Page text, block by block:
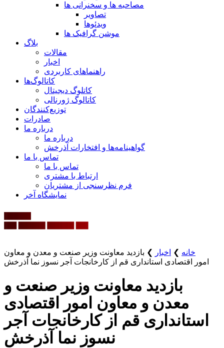
مصاحبه ها و سخنرانی ها
تصاویر
ویدئوها
موشن گرافیک ها
بلاگ
مقالات
اخبار
راهنماهای کاربردی
کاتالوگ‌ها
کاتلوگ دیجیتال
کاتالوگ ژورنالی
توزیع‌کنندگان
صادرات
درباره ما
درباره ما
گواهینامه‌ها و افتخارات آذرخش
تماس با ما
تماس با ما
ارتباط با مشتری
فرم نظرسنجی از مشتریان
نمایشگاه‌ آخر
خانه ❯ اخبار ❯ بازدید معاونت وزیر صنعت و معدن و معاون
امور اقتصادی استانداری قم از کارخانجات آجر نسوز نما آذرخش
بازدید معاونت وزیر صنعت و
معدن و معاون امور اقتصادی
استانداری قم از کارخانجات آجر
نسوز نما آذرخش